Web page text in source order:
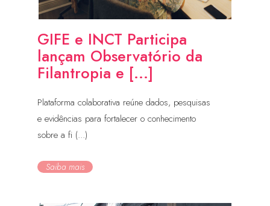
GIFE e INCT Participa
lançam Observatório da
Filantropia e [...]
Plataforma colaborativa reúne dados, pesquisas
e evidências para fortalecer o conhecimento
sobre a fi (...)
Saiba mais